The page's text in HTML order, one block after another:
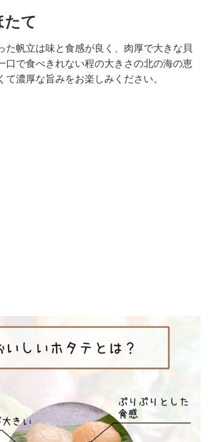
たて
た帆立は味と食感が良く、肉厚で大きな貝
口で食べきれない程の大きさの北の海の恵
て濃厚な旨みをお楽しみください。